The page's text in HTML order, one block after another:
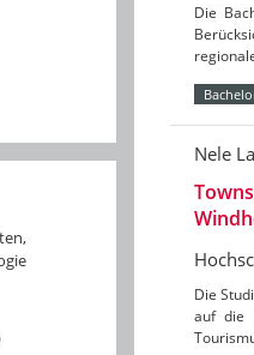
Die
Nele
Die
auf die